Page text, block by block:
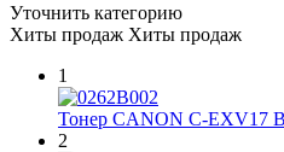
Уточнить категорию
Хиты продаж Хиты продаж
1
Тонер CANON C-EXV17
2